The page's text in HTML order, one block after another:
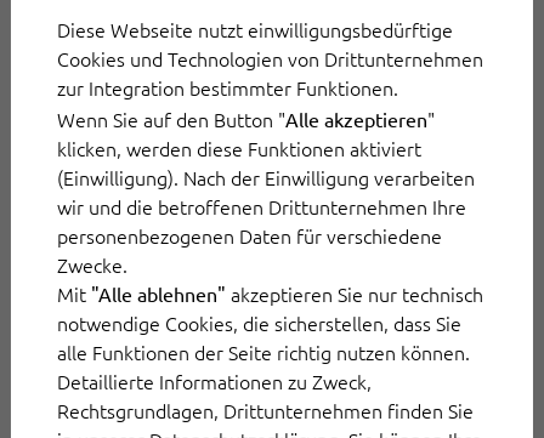
Diese Webseite nutzt einwilligungsbedürftige
Cookies und Technologien von Drittunternehmen
zur Integration bestimmter Funktionen.
Wenn Sie auf den Button "Alle akzeptieren"
klicken, werden diese Funktionen aktiviert
(Einwilligung). Nach der Einwilligung verarbeiten
wir und die betroffenen Drittunternehmen Ihre
personenbezogenen Daten für verschiedene
Zwecke.
Mit "Alle ablehnen" akzeptieren Sie nur technisch
notwendige Cookies, die sicherstellen, dass Sie
alle Funktionen der Seite richtig nutzen können.
Detaillierte Informationen zu Zweck,
Rechtsgrundlagen, Drittunternehmen finden Sie
Kundenkontext in Sekunden – ohne sich
mühsam durch lange Historien klicken zu
müssen.
3. Übersetzungen in Echtzeit
mit AI Translation
Die AI Translation nutzt KI- und Machine-
Learning-Algorithmen, um große Textmengen
zu analysieren und in Sekundenschnelle von
einer Sprache in die andere zu übertragen -
und das in bis zu 80 Sprachen. Service-Teams